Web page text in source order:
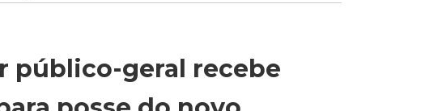
público-geral recebe